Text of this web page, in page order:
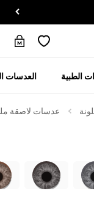
الطبية العدسات
عدسات لاصقة